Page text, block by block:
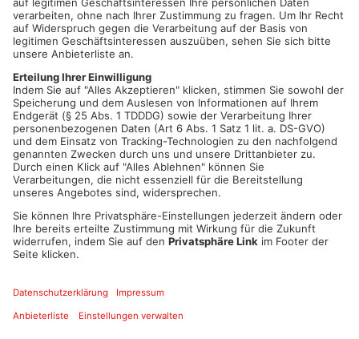
Roland Kaiser ist Schlagersänger und Musiker. Und er hat eine
Vorliebe für Pfandflaschen, Müll und Wertstoffhöfe. Was es
damit auf sich hat gibt's inderBarbaradioshow - diesen
Sonntag ab 13 Uhr bei Radio Primavera.
„Der ist auf der Müllkippe
unterwegs. Der kommt dann
wieder”
ROLAND KAISERS FRAU